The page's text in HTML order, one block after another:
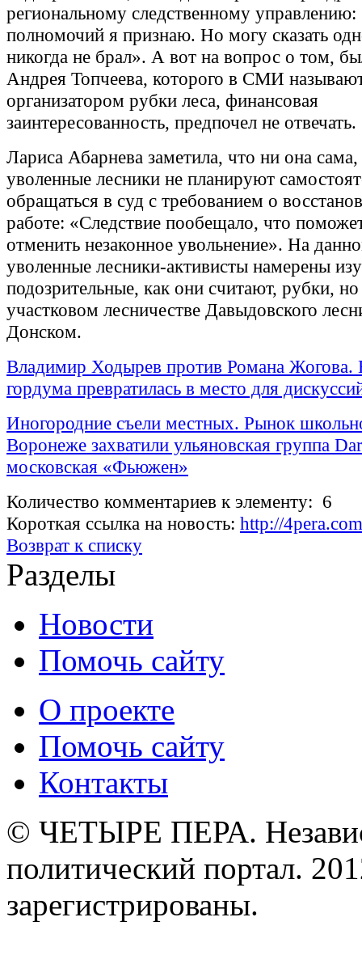
региональному следственному
полномочий я признаю. Но могу сказать
никогда не брал». А вот на вопрос о том,
Андрея Топчеева, которого в СМИ
организатором рубки леса, финансовая
заинтересованность, предпочел не отвечать.
Лариса Абарнева заметила, что ни она
уволенные лесники не планируют
обращаться в суд с требованием о
работе: «Следствие пообещало, что
отменить незаконное увольнение». На
уволенные лесники-активисты намерены
подозрительные, как они считают, рубки,
участковом лесничестве Давыдовского
Донском.
Владимир Ходырев против Романа Жогова.
гордума превратилась в место для
Иногородние съели местных. Рынок
Воронеже захватили ульяновская группа
московская «Фьюжен»
Количество комментариев к элементу: 6
Короткая ссылка на новость: http://
Возврат к списку
Разделы
Новости
Помочь сайту
О проекте
Помочь сайту
Контакты
© ЧЕТЫРЕ ПЕРА.
политический портал.
зарегистрированы.